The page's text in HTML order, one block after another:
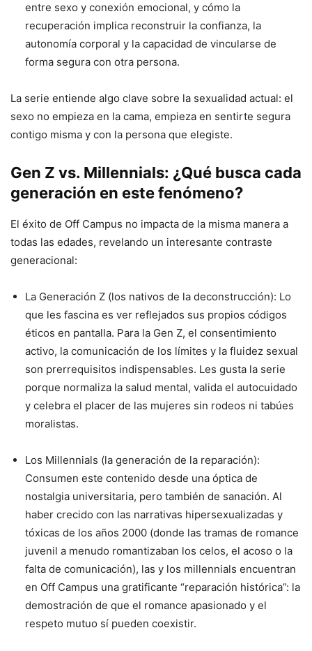
entre sexo y conexión emocional, y cómo la
recuperación implica reconstruir la confianza, la
autonomía corporal y la capacidad de vincularse de
forma segura con otra persona.
La serie entiende algo clave sobre la sexualidad actual: el
sexo no empieza en la cama, empieza en sentirte segura
contigo misma y con la persona que elegiste.
Gen Z vs. Millennials: ¿Qué busca cada
generación en este fenómeno?
El éxito de Off Campus no impacta de la misma manera a
todas las edades, revelando un interesante contraste
generacional:
La Generación Z (los nativos de la deconstrucción): Lo
que les fascina es ver reflejados sus propios códigos
éticos en pantalla. Para la Gen Z, el consentimiento
activo, la comunicación de los límites y la fluidez sexual
son prerrequisitos indispensables. Les gusta la serie
porque normaliza la salud mental, valida el autocuidado
y celebra el placer de las mujeres sin rodeos ni tabúes
moralistas.
Los Millennials (la generación de la reparación):
Consumen este contenido desde una óptica de
nostalgia universitaria, pero también de sanación. Al
haber crecido con las narrativas hipersexualizadas y
tóxicas de los años 2000 (donde las tramas de romance
juvenil a menudo romantizaban los celos, el acoso o la
falta de comunicación), las y los millennials encuentran
en Off Campus una gratificante “reparación histórica”: la
demostración de que el romance apasionado y el
respeto mutuo sí pueden coexistir.